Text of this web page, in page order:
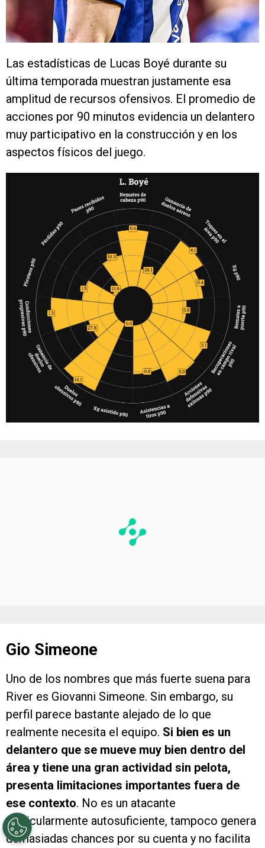
Las estadísticas de Lucas Boyé durante su
última temporada muestran justamente esa
amplitud de recursos ofensivos. El promedio de
acciones por 90 minutos evidencia un delantero
muy participativo en la construcción y en los
aspectos físicos del juego.
Gio Simeone
Uno de los nombres que más fuerte suena para
River es Giovanni Simeone. Sin embargo, su
perfil parece bastante alejado de lo que
realmente necesita el equipo. Si bien es un
delantero que se mueve muy bien dentro del
área y tiene una gran actividad sin pelota,
presenta limitaciones importantes fuera de
ese contexto. No es un atacante
particularmente autosuficiente, tampoco genera
demasiadas chances por su cuenta y no facilita